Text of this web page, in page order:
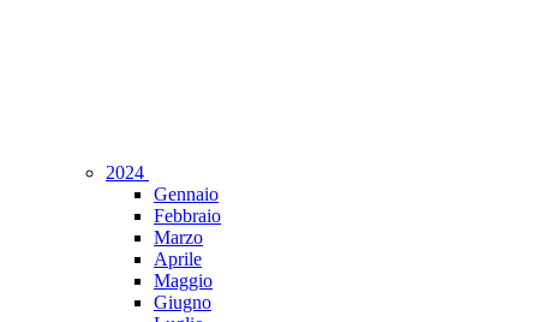
2024
Gennaio
Febbraio
Marzo
Aprile
Maggio
Giugno